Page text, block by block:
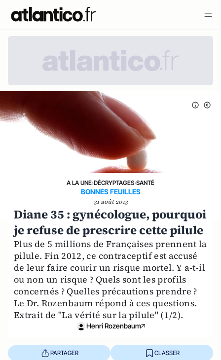
A LA UNE›DÉCRYPTAGES›SANTÉ
BONNES FEUILLES
31 août 2013
Diane 35 : gynécologue, pourquoi
je refuse de prescrire cette pilule
Plus de 5 millions de Françaises prennent la
pilule. Fin 2012, ce contraceptif est accusé
de leur faire courir un risque mortel. Y a-t-il
ou non un risque ? Quels sont les profils
concernés ? Quelles précautions prendre ?
Le Dr. Rozenbaum répond à ces questions.
Extrait de "La vérité sur la pilule" (1/2).
Henri Rozenbaum
PARTAGER CLASSER